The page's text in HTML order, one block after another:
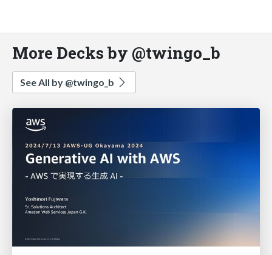
More Decks by @twingo_b
See All by @twingo_b